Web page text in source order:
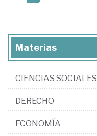
Materias
CIENCIAS SOCIALES
DERECHO
ECONOMÍA